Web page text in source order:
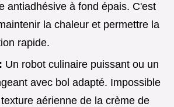
antiadhésive à fond épais. C'est
la chaleur et permettre la
rapide.
Un robot culinaire puissant ou un
avec bol adapté. Impossible
texture aérienne de la crème de